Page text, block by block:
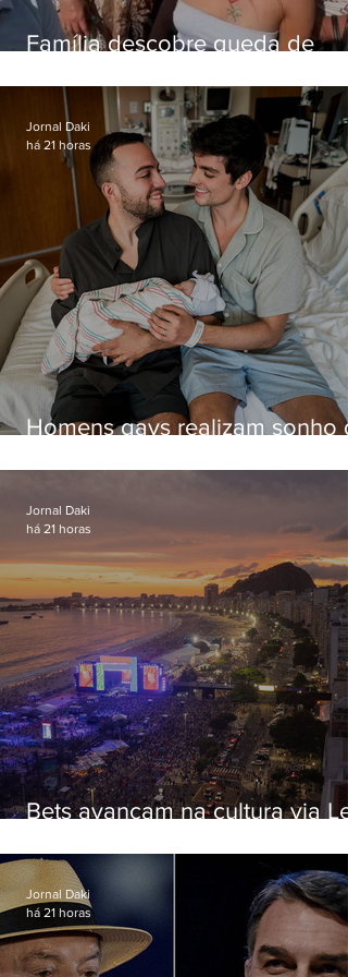
Família descobre queda de
enquanto aguardava segundo
voo
Homens gays realizam sonho
paternidade
Jornal Daki
há 21 horas
Bets avançam na cultura via Lei
artistas
Jornal Daki
há 21 horas
Jornal Daki
há 21 horas